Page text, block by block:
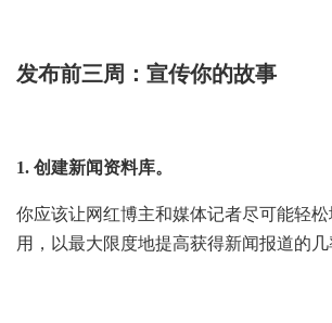
发布前三周：宣传你的故事
1. 创建新闻资料库。
你应该让网红博主和媒体记者尽可能轻
用，以最大限度地提高获得新闻报道的几